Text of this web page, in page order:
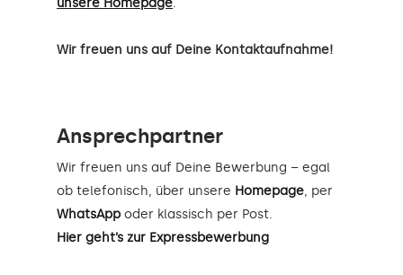
Wir freuen uns auf Deine Kontaktaufnahme!
Ansprechpartner
Wir freuen uns auf Deine Bewerbung – egal
ob telefonisch, über unsere Homepage, per
WhatsApp oder klassisch per Post.
Hier geht’s zur Expressbewerbung